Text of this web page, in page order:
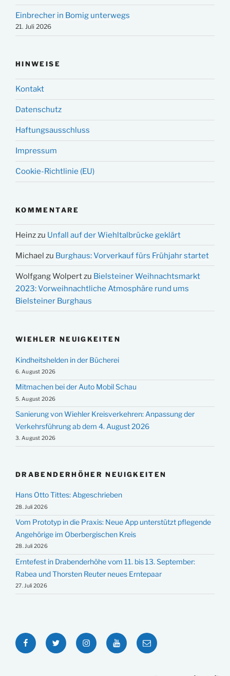
Einbrecher in Bomig unterwegs
21. Juli 2026
HINWEISE
Kontakt
Datenschutz
Haftungsausschluss
Impressum
Cookie-Richtlinie (EU)
KOMMENTARE
Heinzzu Unfall auf der Wiehltalbrücke geklärt
Michael zu Burghaus: Vorverkauf fürs Frühjahr startet
Wolfgang Wolpertzu Bielsteiner Weihnachtsmarkt
2023: Vorweihnachtliche Atmosphäre rund ums
Bielsteiner Burghaus
WIEHLER NEUIGKEITEN
Kindheitshelden in der Bücherei
6. August 2026
Mitmachen bei der Auto Mobil Schau
5. August 2026
Sanierung von Wiehler Kreisverkehren: Anpassung der
Verkehrsführung ab dem 4. August 2026
3. August 2026
DRABENDERHÖHER NEUIGKEITEN
Hans Otto Tittes: Abgeschrieben
28. Juli 2026
Vom Prototyp in die Praxis: Neue App unterstützt pflegende
Angehörige im Oberbergischen Kreis
28. Juli 2026
Erntefest in Drabenderhöhe vom 11. bis 13. September:
Rabea und Thorsten Reuter neues Erntepaar
27. Juli 2026
FacebookTwitter InstagramYouTubeE-
Mail